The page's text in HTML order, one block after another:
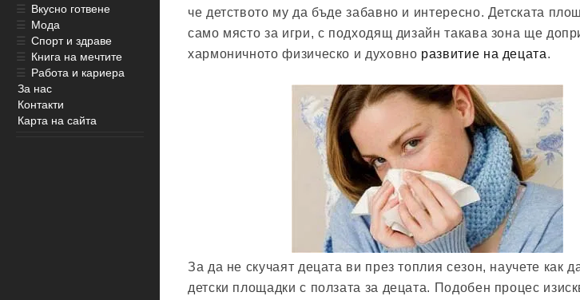
че детството му да бъде забавно и интересно. Детската
само място за игри, с подходящ дизайн такава зона ще
хармоничното физическо и духовно развитие на децата.
За да не скучаят децата ви през топлия сезон, научете как
детски площадки с ползата за децата. Подобен процес
☰ Вкусно готвене
☰ Мода
☰ Спорт и здраве
☰ Книга на мечтите
☰ Работа и кариера
За нас
Контакти
Карта на сайта